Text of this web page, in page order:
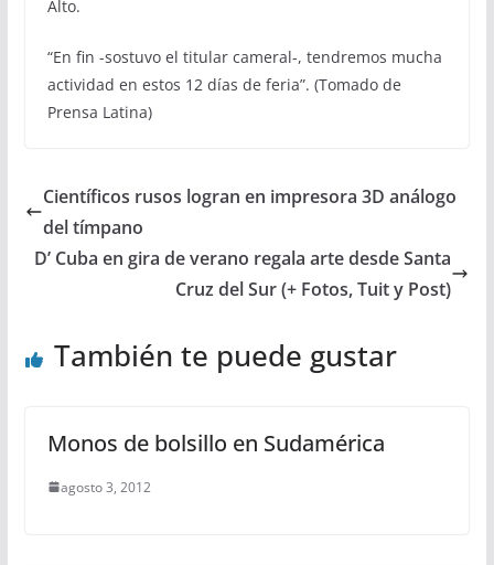
Alto.
“En fin -sostuvo el titular cameral-, tendremos mucha
actividad en estos 12 días de feria”. (Tomado de
Prensa Latina)
Científicos rusos logran en impresora 3D análogo
del tímpano
D’ Cuba en gira de verano regala arte desde Santa
Cruz del Sur (+ Fotos, Tuit y Post)
También te puede gustar
Monos de bolsillo en Sudamérica
agosto 3, 2012